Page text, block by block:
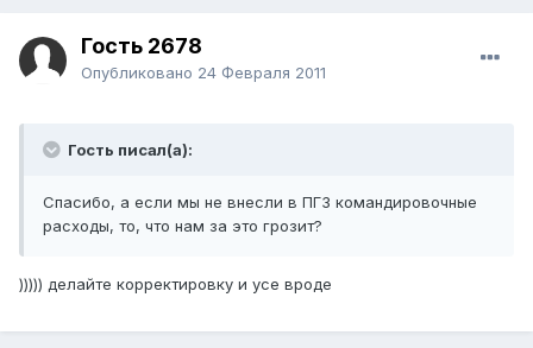
Гость 2678
Опубликовано 24 Февраля 2011
Гость писал(а):
Спасибо, а если мы не внесли в ПГЗ командировочные
расходы, то, что нам за это грозит?
))))) делайте корректировку и усе вроде